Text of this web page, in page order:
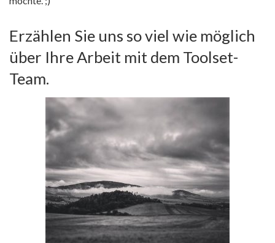
Erzählen Sie uns so viel wie möglich
über Ihre Arbeit mit dem Toolset-
Team.